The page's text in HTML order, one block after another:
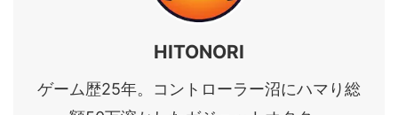
HITONORI
ゲーム歴25年。コントローラー沼にハマり総